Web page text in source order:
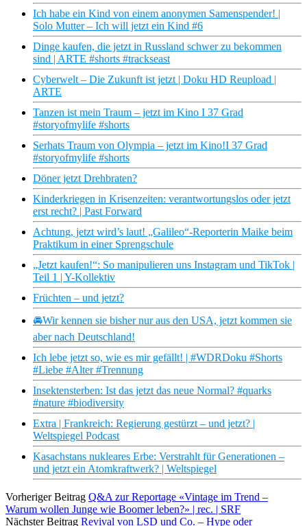
Ich habe ein Kind von einem anonymen Samenspender! |
Solo Mutter – Ich will jetzt ein Kind #6
Dinge kaufen, die jetzt in Russland schwer zu bekommen
sind | ARTE #shorts #trackseast
Cyberwelt – Die Zukunft ist jetzt | Doku HD Reupload |
ARTE
Tanzen ist mein Traum – jetzt im Kino I 37 Grad
#storyofmylife #shorts
Serhats Traum von Olympia – jetzt im Kino!I 37 Grad
#storyofmylife #shorts
Döner jetzt Drehbraten?
Kinderkriegen in Krisenzeiten: verantwortungslos oder jetzt
erst recht? | Past Forward
Achtung, jetzt wird’s laut! „Galileo“-Reporterin Maike beim
Praktikum in einer Sprengschule
„Jetzt kaufen!“: So manipulieren uns Instagram und TikTok |
Teil 1 | Y-Kollektiv
Früchten – und jetzt?
🚘Wir kennen sie bisher nur aus den USA, jetzt kommen sie
aber nach Deutschland!
Ich lebe jetzt so, wie es mir gefällt! | #WDRDoku #Shorts
#Liebe #Alter #Trennung
Insektensterben: Ist das jetzt das neue Normal? #quarks
#nature #biodiversity
Extra | Frankreich: Regierung gestürzt – und jetzt? |
Weltspiegel Podcast
Kasachstans nukleares Erbe: Verstrahlt für Generationen –
und jetzt ein Atomkraftwerk? | Weltspiegel
Vorheriger Beitrag Q&A zur Reportage «Vintage im Trend –
Warum wollen Junge wie Boomer leben?» | rec. | SRF
Nächster Beitrag Revival von LSD und Co. – Hype oder